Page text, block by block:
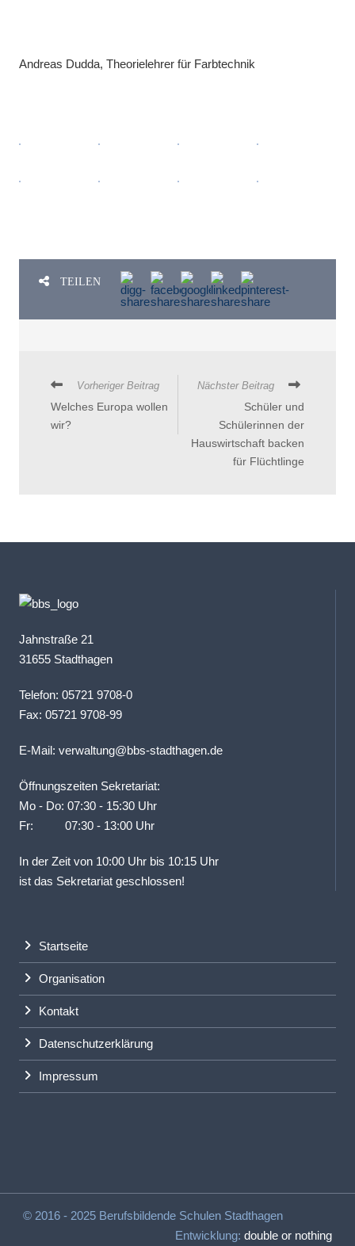
Andreas Dudda, Theorielehrer für Farbtechnik
TEILEN
Vorheriger Beitrag
Welches Europa wollen
wir?
Nächster Beitrag
Schüler und
Schülerinnen der
Hauswirtschaft backen
für Flüchtlinge
Jahnstraße 21
31655 Stadthagen
Telefon: 05721 9708-0
Fax: 05721 9708-99
E-Mail: verwaltung@bbs-stadthagen.de
Öffnungszeiten Sekretariat:
Mo - Do: 07:30 - 15:30 Uhr
Fr: 07:30 - 13:00 Uhr
In der Zeit von 10:00 Uhr bis 10:15 Uhr
ist das Sekretariat geschlossen!
Startseite
Organisation
Kontakt
Datenschutzerklärung
Impressum
© 2016 - 2025 Berufsbildende Schulen Stadthagen
Entwicklung: double or nothing